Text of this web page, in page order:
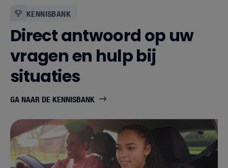
KENNISBANK
Direct antwoord op uw
vragen en hulp bij
situaties
GA NAAR DE KENNISBANK